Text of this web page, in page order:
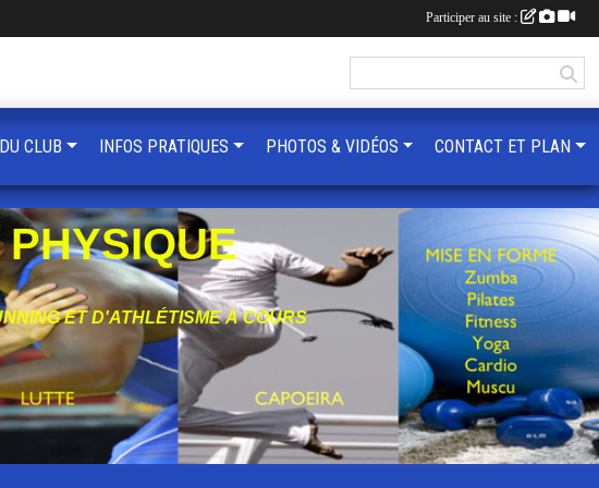
ET D'ATHLÉTISME À COURS
CLUB INFOS PRATIQUES PHOTOS & VIDÉOS CONTACT ET PLAN
Participer au site :